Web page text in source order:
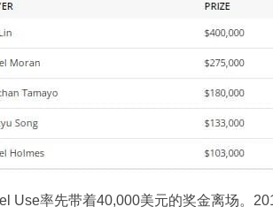
Use率先带着40,000美元的奖金离场。